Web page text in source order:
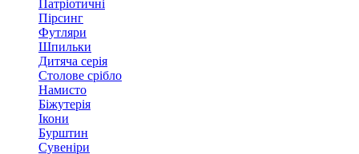
Патріотичні
Пірсинг
Футляри
Шпильки
Дитяча серія
Столове срібло
Намисто
Біжутерія
Ікони
Бурштин
Сувеніри